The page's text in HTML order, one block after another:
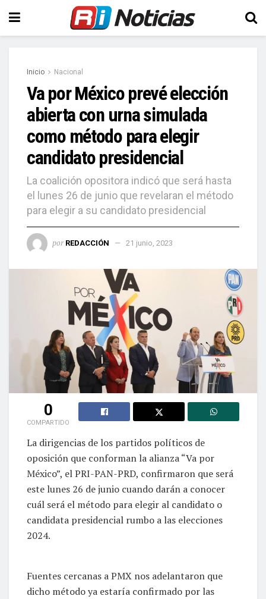
Inicio Nacional
Va por México prevé elección
abierta con urna simulada
como método para elegir
candidato presidencial
La coalición opositora indicó que será hasta
el lunes 26 de junio que revelaran el método
para elegir a su candidato presidencial
por REDACCIÓN 21 junio, 2023
0
COMPARTIDO
La dirigencias de los partidos políticos de
oposición que conforman la alianza “Va por
México”, el PRI-PAN-PRD, confirmaron que será
este lunes 26 de junio cuando darán a conocer
cuál será el método para elegir al candidato o
candidata presidencial rumbo a las elecciones
2024.
Fuentes cercanas a PMX nos adelantaron que
dicho método ya estaría confirmado por las